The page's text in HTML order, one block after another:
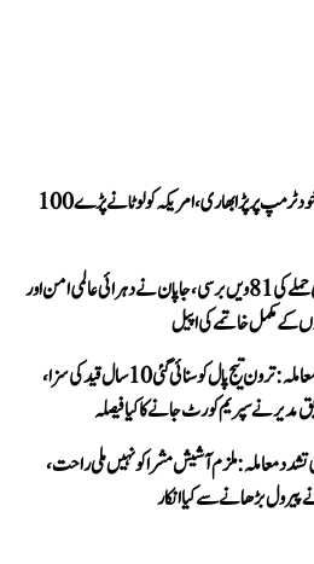
ٹیرف کا کھیل خود ٹرمپ پر پڑا بھاری، امریکہ کو لوٹانے پڑے 100
ہیروشیما پر ایٹمی حملے کی 81ویں برسی، جاپان نے دہرائی عالمی امن اور
کے مکمل خاتمے کی اپیل
جنسی استحصال معاملہ: ترون تیج پال کو سنائی گئی 10 سال قید کی سزا،
مدیر نے سپریم کورٹ جانے کا کیا فیصلہ
تشدد معاملہ: ملزم آشیش مشرا کو نہیں ملی راحت،
بڑھانے سے کیا انکار